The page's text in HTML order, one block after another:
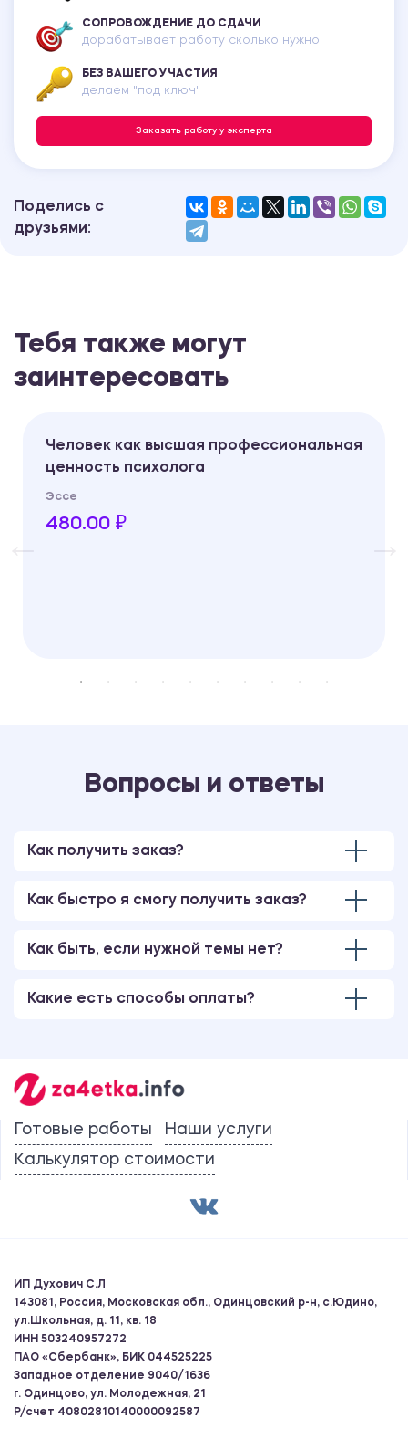
СОПРОВОЖДЕНИЕ ДО СДАЧИ
дорабатывает работу сколько нужно
БЕЗ ВАШЕГО УЧАСТИЯ
делаем "под ключ"
Заказать работу у эксперта
Поделись с
друзьями:
Тебя также могут
заинтересовать
Человек как высшая профессиональная
ценность психолога
Эссе
480.00 ₽
Вопросы и ответы
Как получить заказ?
Как быстро я смогу получить заказ?
Как быть, если нужной темы нет?
Какие есть способы оплаты?
Готовые работы
Наши услуги
Калькулятор стоимости
ИП Духович С.Л
143081, Россия, Московская обл., Одинцовский р-н, с.Юдино,
ул.Школьная, д. 11, кв. 18
ИНН 503240957272
ПАО «Сбербанк», БИК 044525225
Западное отделение 9040/1636
г. Одинцово, ул. Молодежная, 21
Р/счет 40802810140000092587